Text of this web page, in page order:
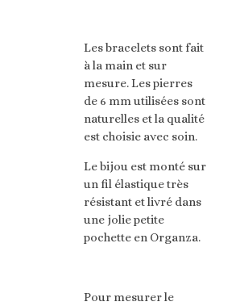
Les bracelets sont fait
à la main et sur
mesure. Les pierres
de 6 mm utilisées sont
naturelles et la qualité
est choisie avec soin.
Le bijou est monté sur
un fil élastique très
résistant et livré dans
une jolie petite
pochette en Organza.
Pour mesurer le